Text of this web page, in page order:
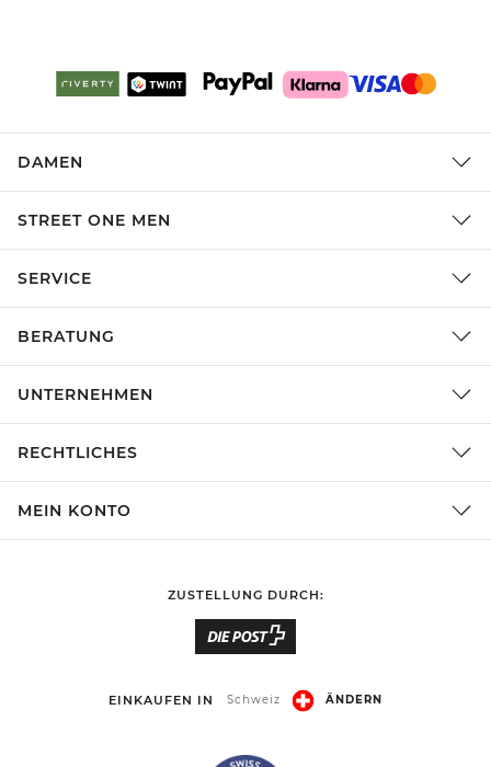
DAMEN
STREET ONE MEN
SERVICE
BERATUNG
UNTERNEHMEN
RECHTLICHES
MEIN KONTO
ZUSTELLUNG DURCH:
EINKAUFEN IN Schweiz ÄNDERN